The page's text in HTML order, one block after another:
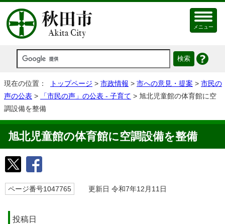
メニュー
現在の位置： トップページ > 市政情報 > 市への意見・提案 > 市民の
声の公表 > 「市民の声」の公表 - 子育て > 旭北児童館の体育館に空
調設備を整備
旭北児童館の体育館に空調設備を整備
ページ番号1047765 更新日 令和7年12月11日
投稿日